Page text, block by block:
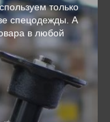
только
спецодежды. А
в любой